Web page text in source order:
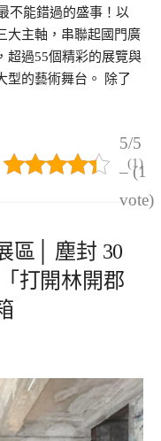
不能錯過的盛事！以
大主軸，串聯起國門廣
超過55個精彩的展覽與
型的藝術舞台。 除了
5/5
– (1
vote)
(1)
區│ 塵封 30
打開林開郡